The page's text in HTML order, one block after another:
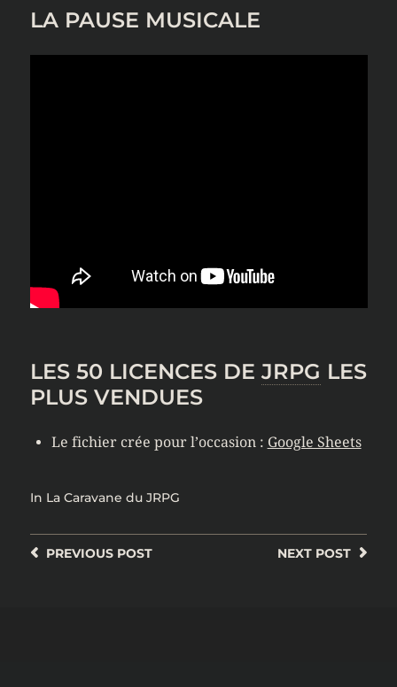
LA PAUSE MUSICALE
LES 50 LICENCES DE JRPG LES
PLUS VENDUES
Le fichier crée pour l’occasion : Google Sheets
In La Caravane du JRPG
NEXT POST
PREVIOUSPOST